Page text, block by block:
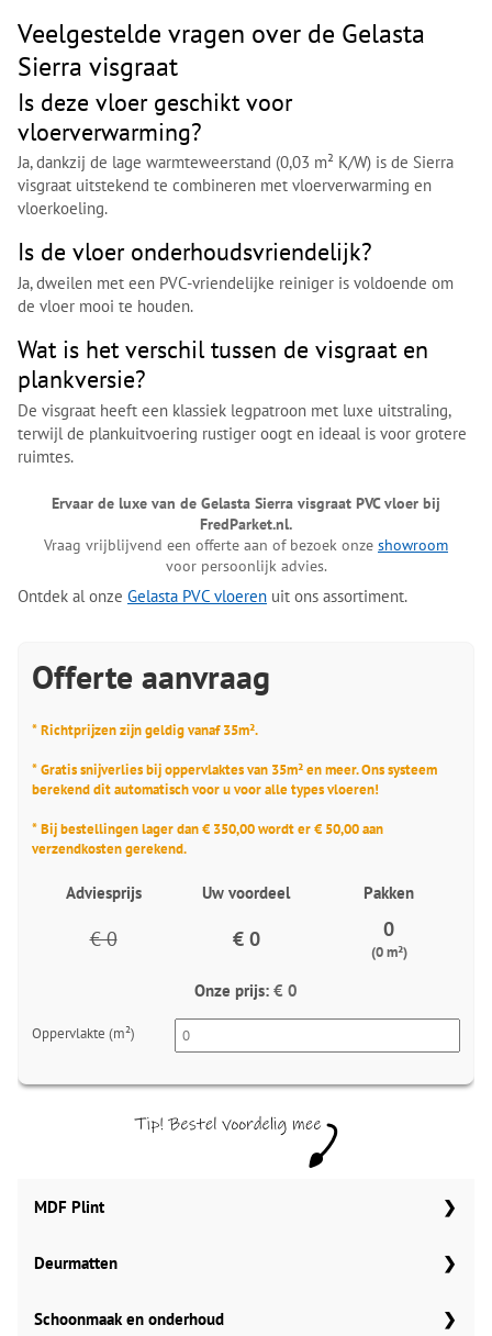
Veelgestelde vragen over de Gelasta
Sierra visgraat
Is deze vloer geschikt voor
vloerverwarming?
Ja, dankzij de lage warmteweerstand (0,03 m² K/W) is de Sierra
visgraat uitstekend te combineren met vloerverwarming en
vloerkoeling.
Is de vloer onderhoudsvriendelijk?
Ja, dweilen met een PVC-vriendelijke reiniger is voldoende om
de vloer mooi te houden.
Wat is het verschil tussen de visgraat en
plankversie?
De visgraat heeft een klassiek legpatroon met luxe uitstraling,
terwijl de plankuitvoering rustiger oogt en ideaal is voor grotere
ruimtes.
Ervaar de luxe van de Gelasta Sierra visgraat PVC vloer bij
FredParket.nl.
Vraag vrijblijvend een offerte aan of bezoek onze showroom
voor persoonlijk advies.
Ontdek al onze Gelasta PVC vloeren uit ons assortiment.
Offerte aanvraag
* Richtprijzen zijn geldig vanaf 35m².
* Gratis snijverlies bij oppervlaktes van 35m² en meer. Ons systeem
berekend dit automatisch voor u voor alle types vloeren!
* Bij bestellingen lager dan € 350,00 wordt er € 50,00 aan
verzendkosten gerekend.
Adviesprijs Uw voordeel Pakken
€ 0 € 0 0
(0 m²)
Onze prijs: € 0
Oppervlakte (m²)
MDF Plint
70x12 mm
MDF plinten 70x12 mm
90x12 mm
Deurmatten
Schoonmaak en onderhoud